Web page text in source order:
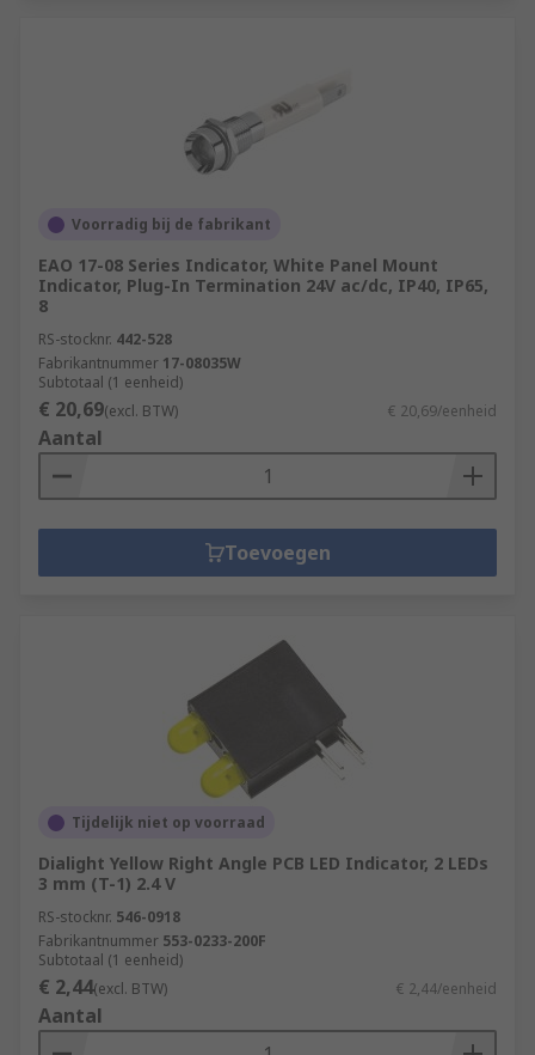
Voorradig bij de fabrikant
EAO 17-08 Series Indicator, White Panel Mount
Indicator, Plug-In Termination 24V ac/dc, IP40, IP65,
8
RS-stocknr. 442-528
Fabrikantnummer 17-08035W
Subtotaal (1 eenheid)
€ 20,69(excl. BTW) € 20,69/eenheid
Aantal
Toevoegen
Tijdelijk niet op voorraad
Dialight Yellow Right Angle PCB LED Indicator, 2 LEDs
3 mm (T-1) 2.4 V
RS-stocknr. 546-0918
Fabrikantnummer 553-0233-200F
Subtotaal (1 eenheid)
€ 2,44(excl. BTW) € 2,44/eenheid
Aantal